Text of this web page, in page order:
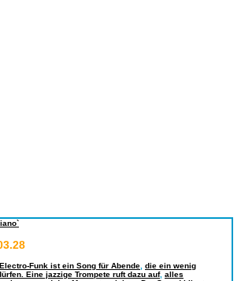
Funk ist ein Song für Abende die ein wenig
Eine jazzige Trompete ruft dazu auf, alles